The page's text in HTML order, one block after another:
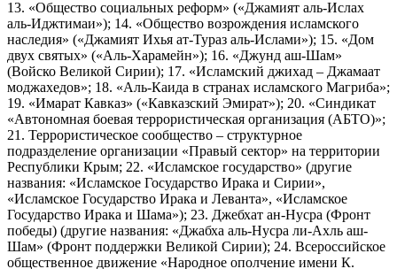
13. «Общество социальных реформ» («Джамият аль-Ислах
аль-Иджтимаи»); 14. «Общество возрождения исламского
наследия» («Джамият Ихья ат-Тураз аль-Ислами»); 15. «Дом
двух святых» («Аль-Харамейн»); 16. «Джунд аш-Шам»
(Войско Великой Сирии); 17. «Исламский джихад – Джамаат
моджахедов»; 18. «Аль-Каида в странах исламского Магриба»;
19. «Имарат Кавказ» («Кавказский Эмират»); 20. «Синдикат
«Автономная боевая террористическая организация (АБТО)»;
21. Террористическое сообщество – структурное
подразделение организации «Правый сектор» на территории
Республики Крым; 22. «Исламское государство» (другие
названия: «Исламское Государство Ирака и Сирии»,
«Исламское Государство Ирака и Леванта», «Исламское
Государство Ирака и Шама»); 23. Джебхат ан-Нусра (Фронт
победы) (другие названия: «Джабха аль-Нусра ли-Ахль аш-
Шам» (Фронт поддержки Великой Сирии); 24. Всероссийское
общественное движение «Народное ополчение имени К.